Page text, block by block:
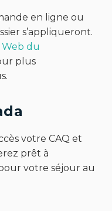
en ligne ou
s’appliqueront.
Web du
plus
votre CAQ et
prêt à
votre séjour au